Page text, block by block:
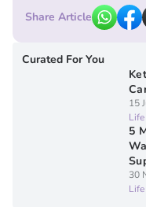
Share Article
Curated For You
15
Life
5
30
Life